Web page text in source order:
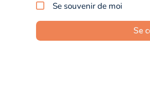
Se souvenir de moi
Se